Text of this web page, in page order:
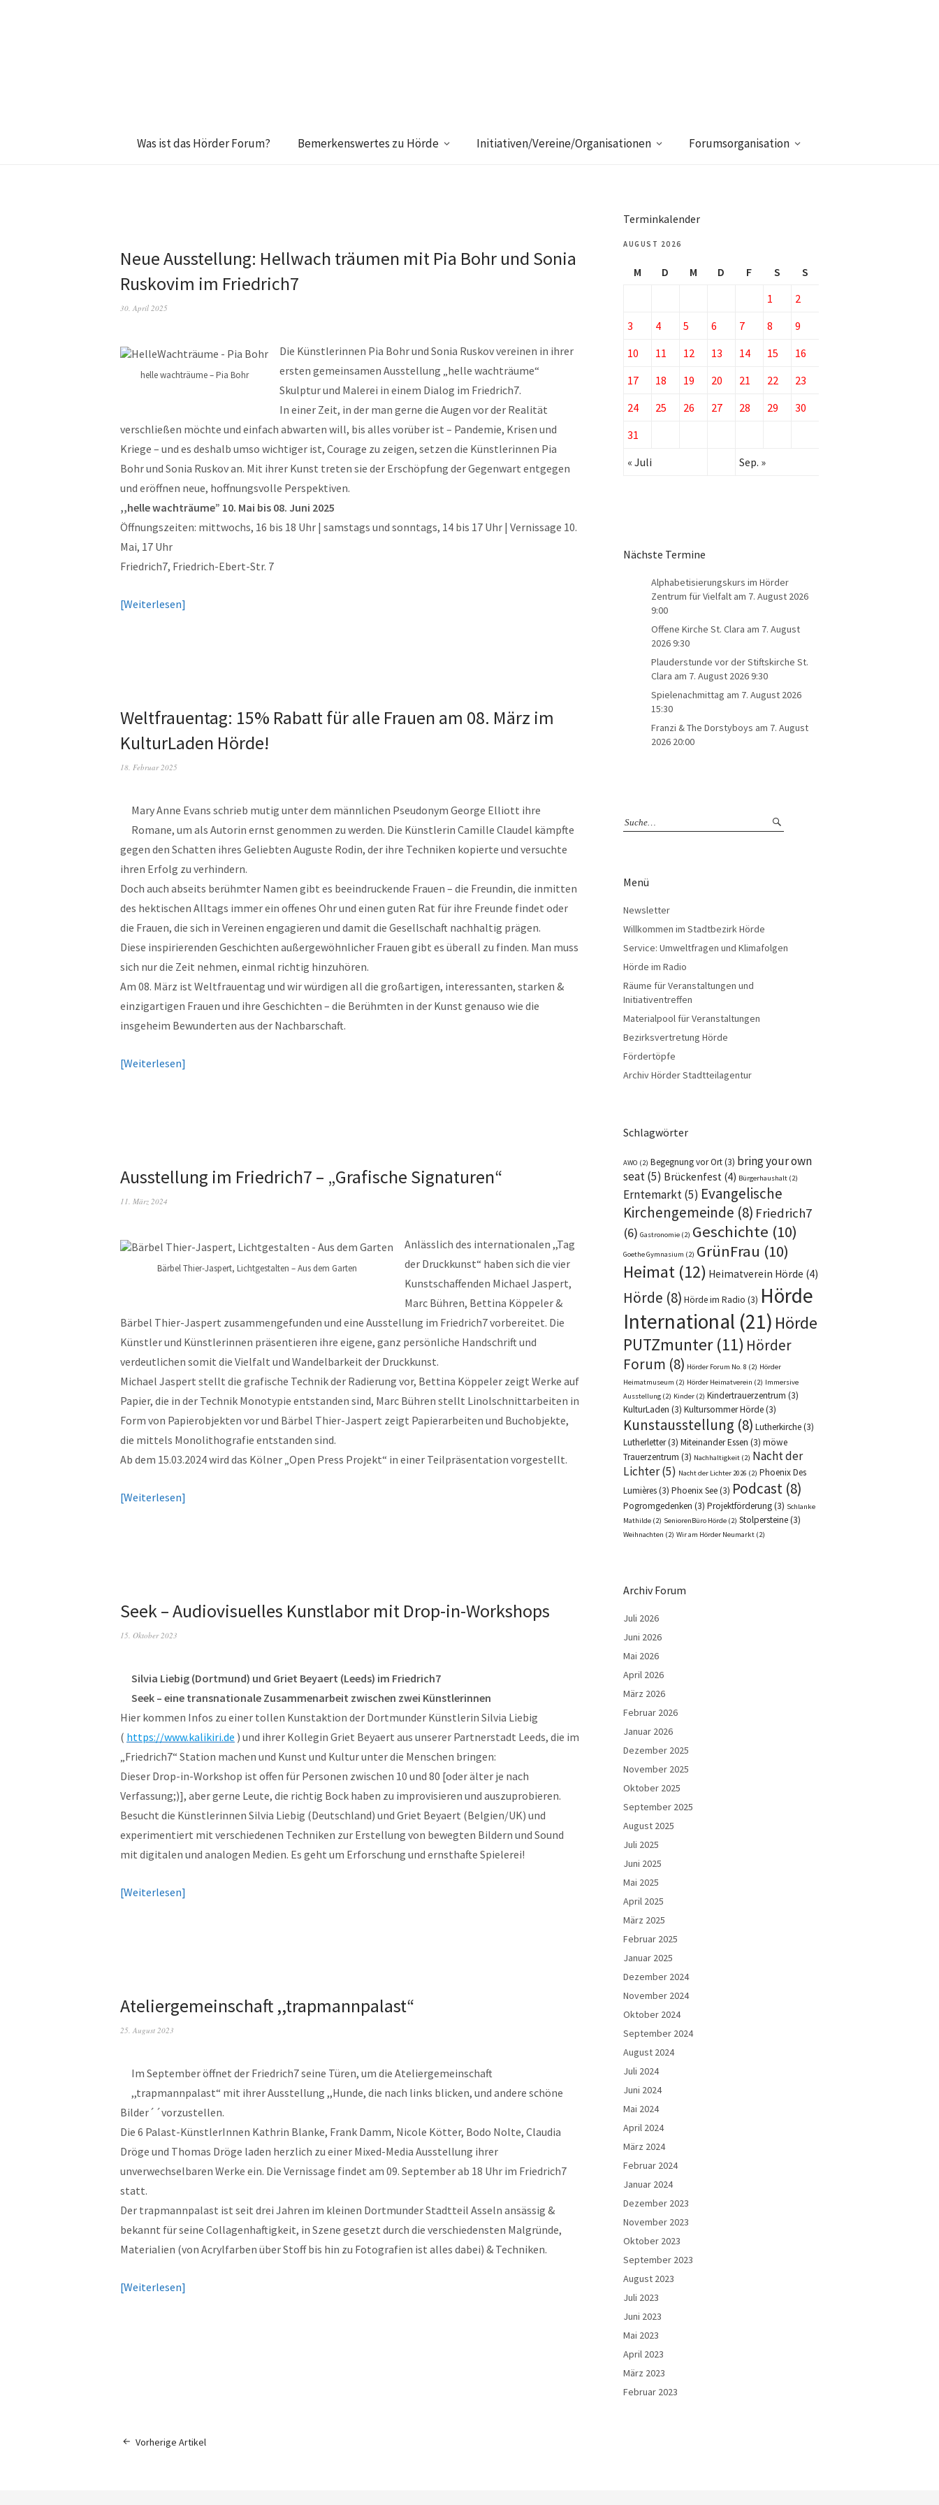
Was ist das Hörder Forum? Bemerkenswertes zu Hörde Initiativen/Vereine/Organisationen Forumsorganisation
Neue Ausstellung: Hellwach träumen mit Pia Bohr und Sonia
Ruskovim im Friedrich7
30. April 2025
helle wachträume – Pia Bohr
Die Künstlerinnen Pia Bohr und Sonia Ruskov vereinen in ihrer
ersten gemeinsamen Ausstellung „helle wachträume“
Skulptur und Malerei in einem Dialog im Friedrich7.
In einer Zeit, in der man gerne die Augen vor der Realität
verschließen möchte und einfach abwarten will, bis alles vorüber ist – Pandemie, Krisen und
Kriege – und es deshalb umso wichtiger ist, Courage zu zeigen, setzen die Künstlerinnen Pia
Bohr und Sonia Ruskov an. Mit ihrer Kunst treten sie der Erschöpfung der Gegenwart entgegen
und eröffnen neue, hoffnungsvolle Perspektiven.
,,helle wachträume” 10. Mai bis 08. Juni 2025
Öffnungszeiten: mittwochs, 16 bis 18 Uhr | samstags und sonntags, 14 bis 17 Uhr | Vernissage 10.
Mai, 17 Uhr
Friedrich7, Friedrich-Ebert-Str. 7
Weiterlesen
Weltfrauentag: 15% Rabatt für alle Frauen am 08. März im
KulturLaden Hörde!
18. Februar 2025
Mary Anne Evans schrieb mutig unter dem männlichen Pseudonym George Elliott ihre
Romane, um als Autorin ernst genommen zu werden. Die Künstlerin Camille Claudel kämpfte
gegen den Schatten ihres Geliebten Auguste Rodin, der ihre Techniken kopierte und versuchte
ihren Erfolg zu verhindern.
Doch auch abseits berühmter Namen gibt es beeindruckende Frauen – die Freundin, die inmitten
des hektischen Alltags immer ein offenes Ohr und einen guten Rat für ihre Freunde findet oder
die Frauen, die sich in Vereinen engagieren und damit die Gesellschaft nachhaltig prägen.
Diese inspirierenden Geschichten außergewöhnlicher Frauen gibt es überall zu finden. Man muss
sich nur die Zeit nehmen, einmal richtig hinzuhören.
Am 08. März ist Weltfrauentag und wir würdigen all die großartigen, interessanten, starken &
einzigartigen Frauen und ihre Geschichten – die Berühmten in der Kunst genauso wie die
insgeheim Bewunderten aus der Nachbarschaft.
Weiterlesen
Ausstellung im Friedrich7 – „Grafische Signaturen“
11. März 2024
Bärbel Thier-Jaspert, Lichtgestalten – Aus dem Garten
Anlässlich des internationalen ,,Tag
der Druckkunst“ haben sich die vier
Kunstschaffenden Michael Jaspert,
Marc Bühren, Bettina Köppeler &
Bärbel Thier-Jaspert zusammengefunden und eine Ausstellung im Friedrich7 vorbereitet. Die
Künstler und Künstlerinnen präsentieren ihre eigene, ganz persönliche Handschrift und
verdeutlichen somit die Vielfalt und Wandelbarkeit der Druckkunst.
Michael Jaspert stellt die grafische Technik der Radierung vor, Bettina Köppeler zeigt Werke auf
Papier, die in der Technik Monotypie entstanden sind, Marc Bühren stellt Linolschnittarbeiten in
Form von Papierobjekten vor und Bärbel Thier-Jaspert zeigt Papierarbeiten und Buchobjekte,
die mittels Monolithografie entstanden sind.
Ab dem 15.03.2024 wird das Kölner „Open Press Projekt“ in einer Teilpräsentation vorgestellt.
Weiterlesen
Seek – Audiovisuelles Kunstlabor mit Drop-in-Workshops
15. Oktober 2023
Silvia Liebig (Dortmund) und Griet Beyaert (Leeds) im Friedrich7
Seek – eine transnationale Zusammenarbeit zwischen zwei Künstlerinnen
Hier kommen Infos zu einer tollen Kunstaktion der Dortmunder Künstlerin Silvia Liebig
( https://www.kalikiri.de ) und ihrer Kollegin Griet Beyaert aus unserer Partnerstadt Leeds, die im
„Friedrich7“ Station machen und Kunst und Kultur unter die Menschen bringen:
Dieser Drop-in-Workshop ist offen für Personen zwischen 10 und 80 [oder älter je nach
Verfassung;)], aber gerne Leute, die richtig Bock haben zu improvisieren und auszuprobieren.
Besucht die Künstlerinnen Silvia Liebig (Deutschland) und Griet Beyaert (Belgien/UK) und
experimentiert mit verschiedenen Techniken zur Erstellung von bewegten Bildern und Sound
mit digitalen und analogen Medien. Es geht um Erforschung und ernsthafte Spielerei!
Weiterlesen
Ateliergemeinschaft ,,trapmannpalast“
25. August 2023
Im September öffnet der Friedrich7 seine Türen, um die Ateliergemeinschaft
,,trapmannpalast“ mit ihrer Ausstellung ,,Hunde, die nach links blicken, und andere schöne
Bilder´´vorzustellen.
Die 6 Palast-KünstlerInnen Kathrin Blanke, Frank Damm, Nicole Kötter, Bodo Nolte, Claudia
Dröge und Thomas Dröge laden herzlich zu einer Mixed-Media Ausstellung ihrer
unverwechselbaren Werke ein. Die Vernissage findet am 09. September ab 18 Uhr im Friedrich7
statt.
Der trapmannpalast ist seit drei Jahren im kleinen Dortmunder Stadtteil Asseln ansässig &
bekannt für seine Collagenhaftigkeit, in Szene gesetzt durch die verschiedensten Malgründe,
Materialien (von Acrylfarben über Stoff bis hin zu Fotografien ist alles dabei) & Techniken.
Weiterlesen
Vorherige Artikel
Terminkalender
AUGUST 2026
M D M D F S
S
1
2
3
4 5 6 7 8
9
10
11 12 13 14 15
16
17
18 19 20 21 22
23
24
25 26 27 28 29
30
31
« Juli
Sep. »
Nächste Termine
Alphabetisierungskurs im Hörder
Zentrum für Vielfalt am 7. August 2026
9:00
Offene Kirche St. Clara am 7. August
2026 9:30
Plauderstunde vor der Stiftskirche St.
Clara am 7. August 2026 9:30
Spielenachmittag am 7. August 2026
15:30
Franzi & The Dorstyboys am 7. August
2026 20:00
Menü
Newsletter
Willkommen im Stadtbezirk Hörde
Service: Umweltfragen und Klimafolgen
Hörde im Radio
Räume für Veranstaltungen und
Initiativentreffen
Materialpool für Veranstaltungen
Bezirksvertretung Hörde
Fördertöpfe
Archiv Hörder Stadtteilagentur
Schlagwörter
AWO (2) Begegnung vor Ort(3) bring your own
seat(5) Brückenfest (4) Bürgerhaushalt (2)
Erntemarkt(5) Evangelische
Kirchengemeinde (8) Friedrich7
(6) Gastronomie (2) Geschichte (10)
Goethe Gymnasium (2) GrünFrau (10)
Heimat (12) Heimatverein Hörde (4)
Hörde (8) Hörde im Radio (3) Hörde
International (21) Hörde
PUTZmunter(11) Hörder
Forum (8) Hörder Forum No. 8 (2) Hörder
Heimatmuseum (2) Hörder Heimatverein (2) Immersive
Ausstellung (2) Kinder (2) Kindertrauerzentrum (3)
KulturLaden (3) Kultursommer Hörde(3)
Kunstausstellung (8) Lutherkirche(3)
Lutherletter(3) Miteinander Essen (3) möwe
Trauerzentrum (3) Nachhaltigkeit (2) Nacht der
Lichter(5) Nacht der Lichter 2026 (2) Phoenix Des
Lumières(3) Phoenix See(3) Podcast (8)
Pogromgedenken (3) Projektförderung(3) Schlanke
Mathilde (2) SeniorenBüro Hörde (2) Stolpersteine(3)
Weihnachten (2) Wir am Hörder Neumarkt (2)
Archiv Forum
Juli 2026
Juni 2026
Mai 2026
April 2026
März 2026
Februar 2026
Januar 2026
Dezember 2025
November 2025
Oktober 2025
September 2025
August 2025
Juli 2025
Juni 2025
Mai 2025
April 2025
März 2025
Februar 2025
Januar 2025
Dezember 2024
November 2024
Oktober 2024
September 2024
August 2024
Juli 2024
Juni 2024
Mai 2024
April 2024
März 2024
Februar 2024
Januar 2024
Dezember 2023
November 2023
Oktober 2023
September 2023
August 2023
Juli 2023
Juni 2023
Mai 2023
April 2023
März 2023
Februar 2023